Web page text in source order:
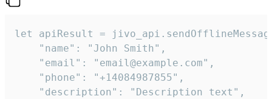
let apiResult =
    "name": "John Smith",
    "email": "email@example.com",
    "phone": "+14084987855",
    "description": "Description text",